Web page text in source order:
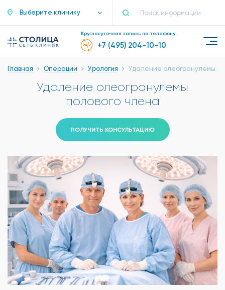
Выберите клинику
Круглосуточная запись по телефону
+7 (495) 204-10-10
Главная Операции Урология Удаление олеогранулемы
Удаление олеогранулемы
полового члена
ПОЛУЧИТЬ КОНСУЛЬТАЦИЮ